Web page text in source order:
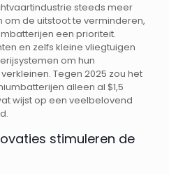
steeds meer
de uitstoot te verminderen,
een prioriteit.
en zelfs kleine vliegtuigen
om hun
Tegen 2025 zou het
alleen al $1,5
wijst op een veelbelovend
stimuleren de